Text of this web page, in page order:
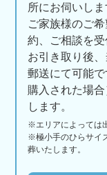
所にお伺いしま
ご家族様のご
約、ご相談を受
お引き取り後
郵送にて可能
購入された場
します。
※エリアによっては
※極小手のひらサイ
葬いたします。